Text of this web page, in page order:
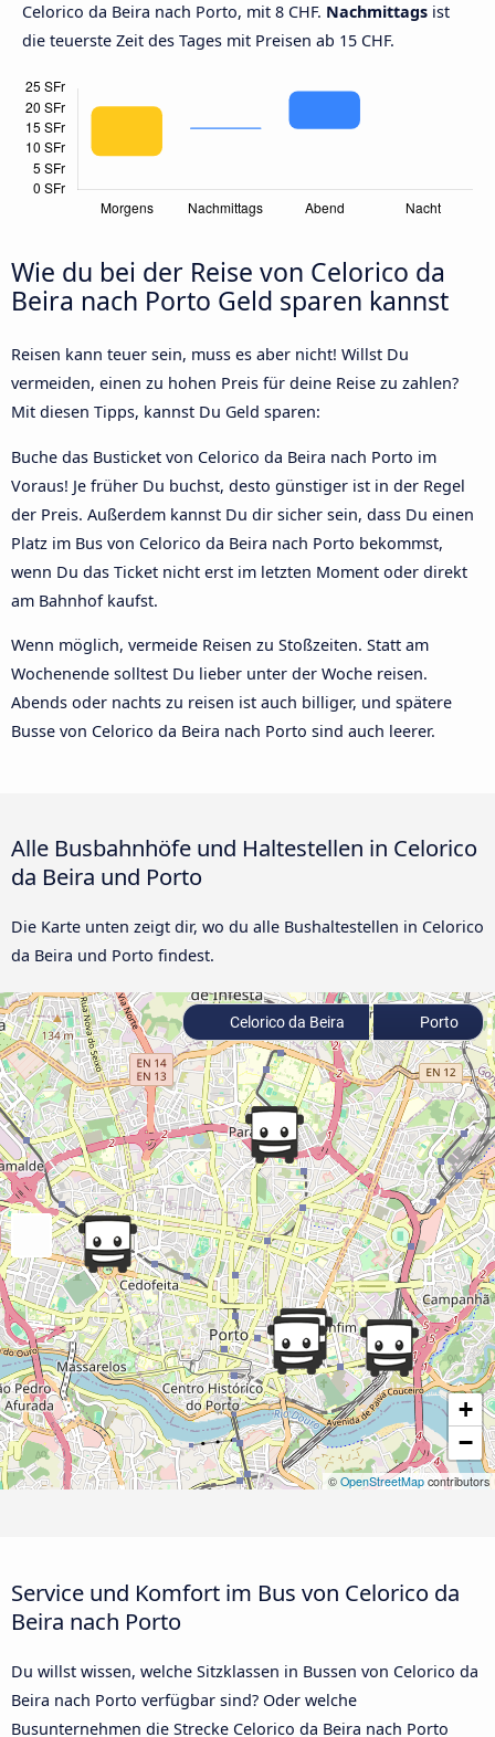
Celorico da Beira nach Porto, mit 8 CHF. Nachmittags ist
die teuerste Zeit des Tages mit Preisen ab 15 CHF.
Wie du bei der Reise von Celorico da
Beira nach Porto Geld sparen kannst
Reisen kann teuer sein, muss es aber nicht! Willst Du
vermeiden, einen zu hohen Preis für deine Reise zu zahlen?
Mit diesen Tipps, kannst Du Geld sparen:
Buche das Busticket von Celorico da Beira nach Porto im
Voraus! Je früher Du buchst, desto günstiger ist in der Regel
der Preis. Außerdem kannst Du dir sicher sein, dass Du einen
Platz im Bus von Celorico da Beira nach Porto bekommst,
wenn Du das Ticket nicht erst im letzten Moment oder direkt
am Bahnhof kaufst.
Wenn möglich, vermeide Reisen zu Stoßzeiten. Statt am
Wochenende solltest Du lieber unter der Woche reisen.
Abends oder nachts zu reisen ist auch billiger, und spätere
Busse von Celorico da Beira nach Porto sind auch leerer.
Alle Busbahnhöfe und Haltestellen in Celorico
da Beira und Porto
Die Karte unten zeigt dir, wo du alle Bushaltestellen in Celorico
da Beira und Porto findest.
+
−
© OpenStreetMap contributors
Celorico da Beira Porto
Service und Komfort im Bus von Celorico da
Beira nach Porto
Du willst wissen, welche Sitzklassen in Bussen von Celorico da
Beira nach Porto verfügbar sind? Oder welche
Busunternehmen die Strecke Celorico da Beira nach Porto